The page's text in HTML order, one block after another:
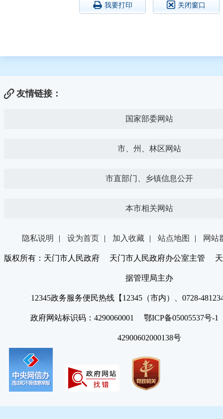
我要打印 关闭窗口
友情链接：
国家部委网站
市、州、林区网站
市直部门、乡镇信息公开
本市相关网站
隐私说明 | 设为首页 | 加入收藏 | 站点地图 | 网站
版权所有：天门市人民政府 天门市人民政府办公室主管 天
据管理局主办
12345政务服务便民热线【12345（市内）、0728-
政府网站标识码：4290060001 鄂ICP备05005537号
42900602000138号